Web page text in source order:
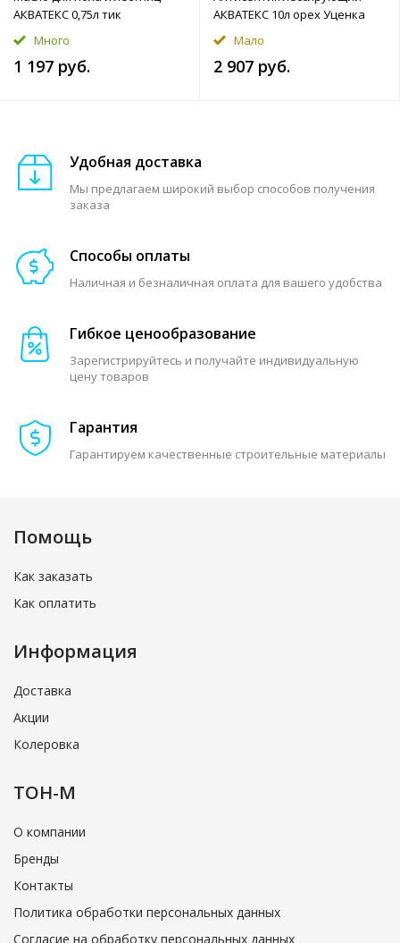
АКВАТЕКС 0,75л тик
Много
1 197 руб.
АКВАТЕКС 10л орех Уценка
Мало
2 907 руб.
Удобная доставка
Мы предлагаем широкий выбор способов получения
заказа
Способы оплаты
Наличная и безналичная оплата для вашего удобства
Гибкое ценообразование
Зарегистрируйтесь и получайте индивидуальную
цену товаров
Гарантия
Гарантируем качественные строительные материалы
Помощь
Как заказать
Как оплатить
Информация
Доставка
Акции
Колеровка
ТОН-М
О компании
Бренды
Контакты
Политика обработки персональных данных
Согласие на обработку персональных данных